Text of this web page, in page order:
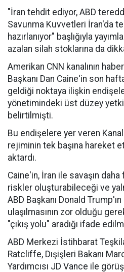
"İran tehdit ediyor, ABD
Savunma Kuvvetleri İran'da
hazırlanıyor" başlığıyla
azalan silah stoklarına da
Amerikan CNN kanalının
Başkanı Dan Caine'in son
geldiği noktaya ilişkin
yönetimindeki üst düzey
belirtilmişti.
Bu endişelere yer veren
rejiminin tek başına hareket
aktardı.
Caine'in, İran ile savaşın daha
riskler oluşturabileceği ve
ABD Başkanı Donald
ulaşılmasının zor olduğu
"çıkış yolu" aradığı ifade
ABD Merkezi İstihbarat
Ratcliffe, Dışişleri Bakanı
Yardımcısı JD Vance ile